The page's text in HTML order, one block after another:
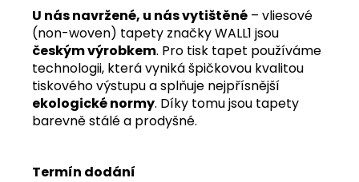
U nás navržené, u nás vytištěné – vliesové
(non-woven) tapety značky WALL1 jsou
českým výrobkem. Pro tisk tapet používáme
technologii, která vyniká špičkovou kvalitou
tiskového výstupu a splňuje nejpřísnější
ekologické normy. Díky tomu jsou tapety
barevně stálé a prodyšné.
Termín dodání